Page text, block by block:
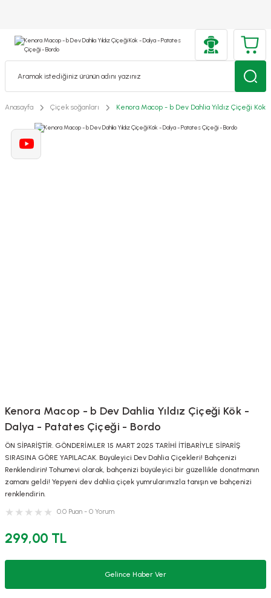
Anasayfa Çiçek soğanları Kenora Macop - b Dev Dahlia Yıldız Çiçeği
Kenora Macop - b Dev Dahlia Yıldız Çiçeği Kök -
Dalya - Patates Çiçeği - Bordo
ÖN SİPARİŞTİR. GÖNDERİMLER 15 MART 2025 TARİHİ İTİBARİYLE SİPARİŞ
SIRASINA GÖRE YAPILACAK. Büyüleyici Dev Dahlia Çiçekleri! Bahçenizi
Renklendirin! Tohumevi olarak, bahçenizi büyüleyici bir güzellikle donatmanın
zamanı geldi! Yepyeni dev dahlia çiçek yumrularımızla tanışın ve bahçenizi
renklendirin.
0.0 Puan - 0 Yorum
299,00 TL
Gelince Haber Ver